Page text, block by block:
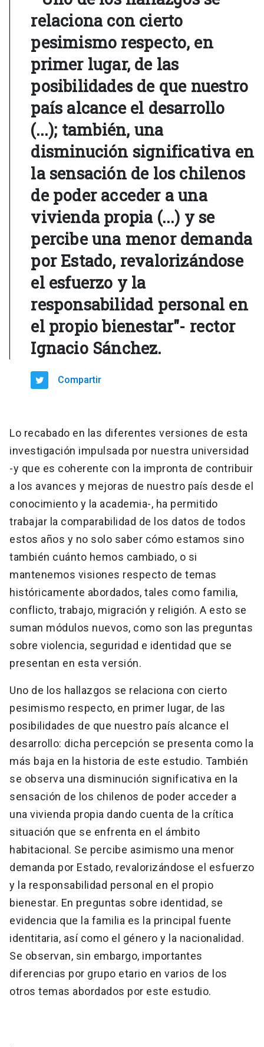
relaciona con cierto
pesimismo respecto, en
primer lugar, de las
posibilidades de que nuestro
país alcance el desarrollo
(...); también, una
disminución significativa en
la sensación de los chilenos
de poder acceder a una
vivienda propia (...) y se
percibe una menor demanda
por Estado, revalorizándose
el esfuerzo y la
responsabilidad personal en
el propio bienestar"- rector
Ignacio Sánchez.
Compartir
Lo recabado en las diferentes versiones de esta
investigación impulsada por nuestra universidad
-y que es coherente con la impronta de contribuir
a los avances y mejoras de nuestro país desde el
conocimiento y la academia-, ha permitido
trabajar la comparabilidad de los datos de todos
estos años y no solo saber cómo estamos sino
también cuánto hemos cambiado, o si
mantenemos visiones respecto de temas
históricamente abordados, tales como familia,
conflicto, trabajo, migración y religión. A esto se
suman módulos nuevos, como son las preguntas
sobre violencia, seguridad e identidad que se
presentan en esta versión.
Uno de los hallazgos se relaciona con cierto
pesimismo respecto, en primer lugar, de las
posibilidades de que nuestro país alcance el
desarrollo: dicha percepción se presenta como la
más baja en la historia de este estudio. También
se observa una disminución significativa en la
sensación de los chilenos de poder acceder a
una vivienda propia dando cuenta de la crítica
situación que se enfrenta en el ámbito
habitacional. Se percibe asimismo una menor
demanda por Estado, revalorizándose el esfuerzo
y la responsabilidad personal en el propio
bienestar. En preguntas sobre identidad, se
evidencia que la familia es la principal fuente
identitaria, así como el género y la nacionalidad.
Se observan, sin embargo, importantes
diferencias por grupo etario en varios de los
otros temas abordados por este estudio.